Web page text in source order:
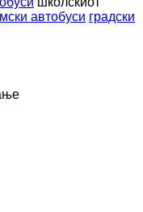
автобуси градски